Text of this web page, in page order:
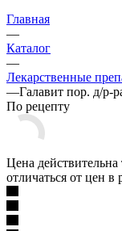
Главная
—
Каталог
—
Лекарственные
—Галавит пор. д/р-
По рецепту
Цена
отличаться от цен